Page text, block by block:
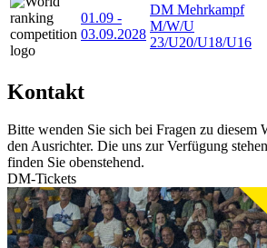
01.09 -
03.09.2028
DM Mehrkampf
M/W/U
23/U20/U18/U16
Kontakt
Bitte wenden Sie sich bei Fragen zu diesem
den Ausrichter. Die uns zur Verfügung
finden Sie obenstehend.
DM-Tickets